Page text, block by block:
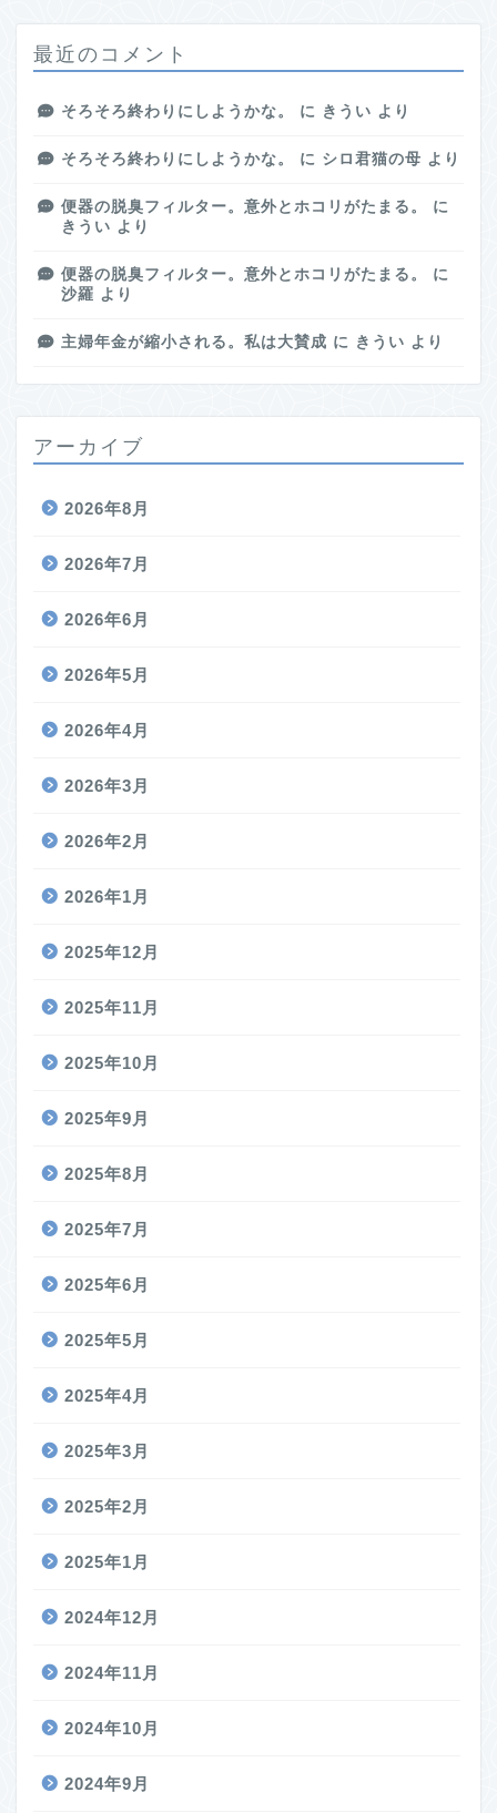
最近のコメント
そろそろ終わりにしようかな。 に きうい より
そろそろ終わりにしようかな。 に シロ君猫の母 より
便器の脱臭フィルター。意外とホコリがたまる。
に
きうい より
便器の脱臭フィルター。意外とホコリがたまる。
に
沙羅 より
主婦年金が縮小される。私は大賛成 に きうい より
アーカイブ
2026年8月
2026年7月
2026年6月
2026年5月
2026年4月
2026年3月
2026年2月
2026年1月
2025年12月
2025年11月
2025年10月
2025年9月
2025年8月
2025年7月
2025年6月
2025年5月
2025年4月
2025年3月
2025年2月
2025年1月
2024年12月
2024年11月
2024年10月
2024年9月